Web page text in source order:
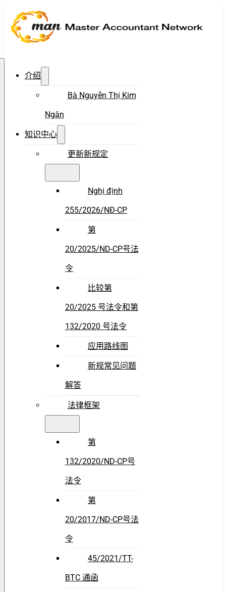
介绍
Bà Nguyễn Thị Kim
Ngân
知识中心
更新新规定
Nghị định
255/2026/NĐ-CP
第
20/2025/ND-CP号法
令
比较第
20/2025 号法令和第
132/2020 号法令
应用路线图
新规常见问题
解答
法律框架
第
132/2020/ND-CP号
法令
第
20/2017/ND-CP号法
令
45/2021/TT-
BTC 通函